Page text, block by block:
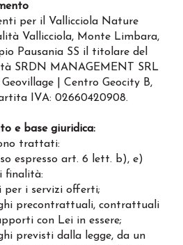
per il Vallicciola Nature
Vallicciola, Monte Limbara,
Pausania SS il titolare del
SRDN MANAGEMENT SRL
| Centro Geocity B,
IVA: 02660420908.
e base giuridica:
trattati:
espresso art. 6 lett. b), e)
finalità:
per i servizi offerti;
precontrattuali, contrattuali
con Lei in essere;
previsti dalla legge, da un